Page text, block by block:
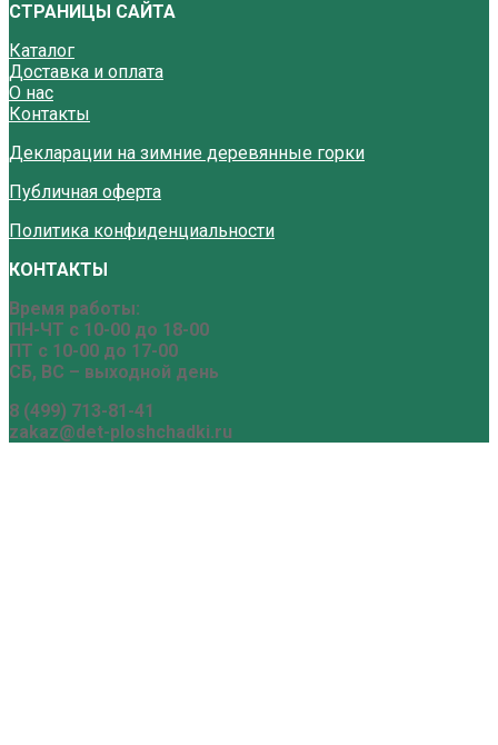
СТРАНИЦЫ САЙТА
Каталог
Доставка и оплата
О нас
Контакты
Декларации на зимние деревянные горки
Публичная оферта
Политика конфиденциальности
КОНТАКТЫ
Время работы:
ПН-ЧТ с 10-00 до 18-00
ПТ с 10-00 до 17-00
СБ, ВС – выходной день
8 (499) 713-81-41
zakaz@det-ploshchadki.ru